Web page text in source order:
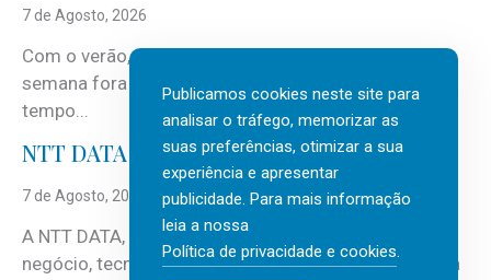
7 de Agosto, 2026
Com o verão, chegam também as férias, os fins-de-
semana fora e os dias em que a casa fica mais
tempo...
NTT DATA Insurtech Global Outlook 2026
7 de Agosto, 2026
A NTT DATA, consultora global em serviços de
negócio, tecnologia e inteligência artificial (IA), acaba
Publicamos cookies neste site para
analisar o tráfego, memorizar as
suas preferências, otimizar a sua
experiência e apresentar
publicidade. Para mais informação
leia a nossa
Política de privacidade e cookies.